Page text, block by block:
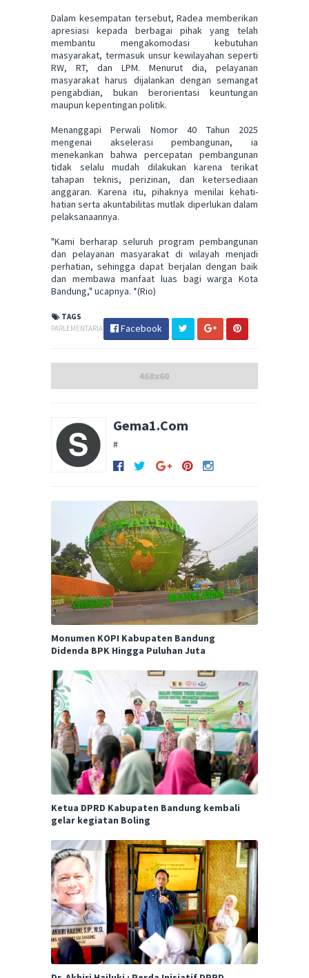
Dalam kesempatan tersebut, Radea memberikan
apresiasi kepada berbagai pihak yang telah
membantu mengakomodasi kebutuhan
masyarakat, termasuk unsur kewilayahan seperti
RW, RT, dan LPM. Menurut dia, pelayanan
masyarakat harus dijalankan dengan semangat
pengabdian, bukan berorientasi keuntungan
maupun kepentingan politik.
Menanggapi Perwali Nomor 40 Tahun 2025
mengenai akselerasi pembangunan, ia
menekankan bahwa percepatan pembangunan
tidak selalu mudah dilakukan karena terikat
tahapan teknis, perizinan, dan ketersediaan
anggaran. Karena itu, pihaknya menilai kehati-
hatian serta akuntabilitas mutlak diperlukan dalam
pelaksanaannya.
"Kami berharap seluruh program pembangunan
dan pelayanan masyarakat di wilayah menjadi
perhatian, sehingga dapat berjalan dengan baik
dan membawa manfaat luas bagi warga Kota
Bandung," ucapnya. *(Rio)
TAGS
PARLEMENTARIA
Facebook
Gema1.Com
#
Monumen KOPI Kabupaten Bandung
Didenda BPK Hingga Puluhan Juta
Ketua DPRD Kabupaten Bandung kembali
gelar kegiatan Boling